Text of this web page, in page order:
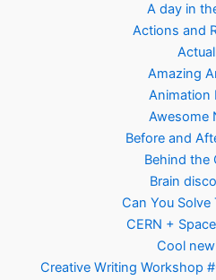
A day in
Actions and
Amazing
Animation
Awesome
Before and
Behind the
Brain
Can You Solve
CERN +
Cool
Creative Writing Workshop